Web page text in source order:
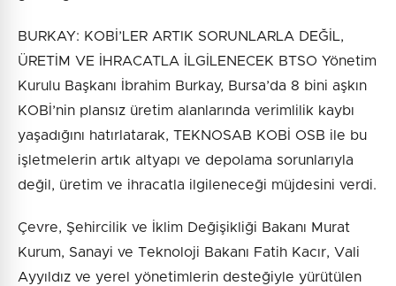
BURKAY: KOBİ’LER ARTIK SORUNLARLA DEĞİL,
ÜRETİM VE İHRACATLA İLGİLENECEK BTSO Yönetim
Kurulu Başkanı İbrahim Burkay, Bursa’da 8 bini aşkın
KOBİ’nin plansız üretim alanlarında verimlilik kaybı
yaşadığını hatırlatarak, TEKNOSAB KOBİ OSB ile bu
işletmelerin artık altyapı ve depolama sorunlarıyla
değil, üretim ve ihracatla ilgileneceği müjdesini verdi.
Çevre, Şehircilik ve İklim Değişikliği Bakanı Murat
Kurum, Sanayi ve Teknoloji Bakanı Fatih Kacır, Vali
Ayyıldız ve yerel yönetimlerin desteğiyle yürütülen